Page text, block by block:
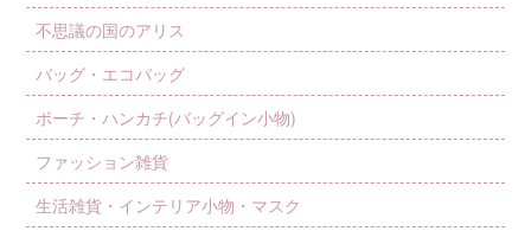
不思議の国のアリス
バッグ・エコバッグ
ポーチ・ハンカチ(バッグイン小物)
ファッション雑貨
生活雑貨・インテリア小物・マスク